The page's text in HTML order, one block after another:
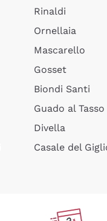
Rinaldi
Ornellaia
Mascarello
Gosset
Biondi Santi
Guado al Tasso
Divella
Casale del